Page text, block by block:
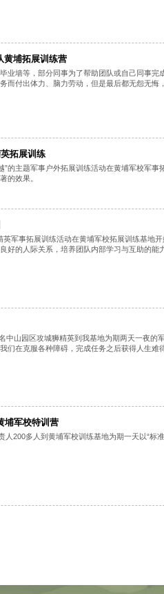
黄埔拓展训练营
业墙等，部分同事为了帮助团队或自己同事完
而付出体力、脑力劳动，但是最后都无怨无悔
拓展训练
的主题军事户外拓展训练活动在黄埔军校军事
的效果。
英军事拓展训练活动在黄埔军校拓展训练基地
好的人际关系，培养团队内部学习与互助的能
中山园区攻城狮精英到我基地为期两天一夜的
们在克服各种障碍，完成任务之后获得人生难
埔军校特训营
人200多人到黄埔军校训练基地为期一天以“标